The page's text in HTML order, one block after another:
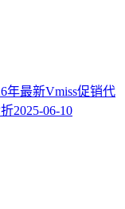
年最新Vmiss促销代
2025-06-10